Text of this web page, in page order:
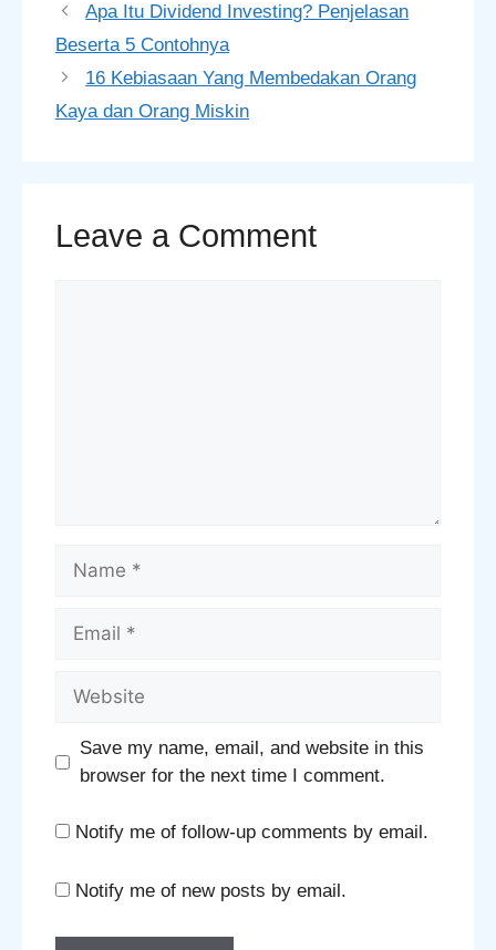
Apa Itu Dividend Investing? Penjelasan
Beserta 5 Contohnya
16 Kebiasaan Yang Membedakan Orang
Kaya dan Orang Miskin
Leave a Comment
Name
Email
Website
Save my name, email, and website in this
browser for the next time I comment.
Notify me of follow-up comments by email.
Notify me of new posts by email.